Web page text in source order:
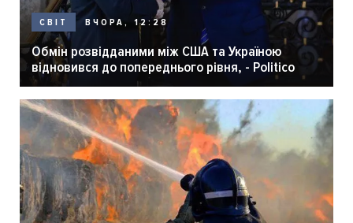
СВІТ ВЧОРА, 12:28
Обмін розвідданими між США та Україною
відновився до попереднього рівня, - Politico